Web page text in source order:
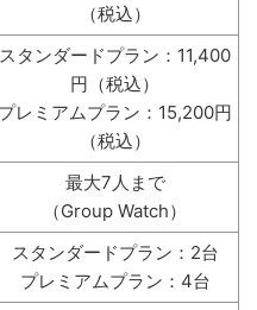
（税込）
スタンダードプラン：11,400
円（税込）
プレミアムプラン：15,200円
（税込）
最大7人まで
（Group Watch）
スタンダードプラン：2台
プレミアムプラン：4台